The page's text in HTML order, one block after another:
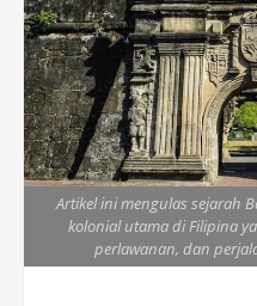
Artikel ini mengulas sejarah
kolonial utama di Filipina
perlawanan, dan